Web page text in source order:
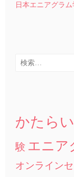
日本エニアグラ
検
かたらい
験 エニア
オンライン